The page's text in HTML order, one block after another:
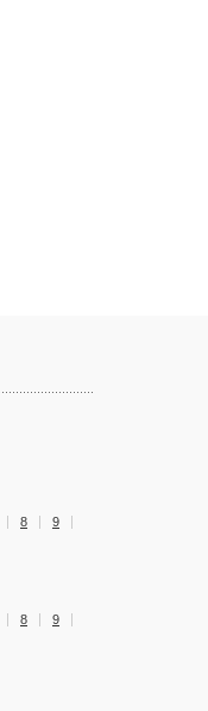
8
9
8
9